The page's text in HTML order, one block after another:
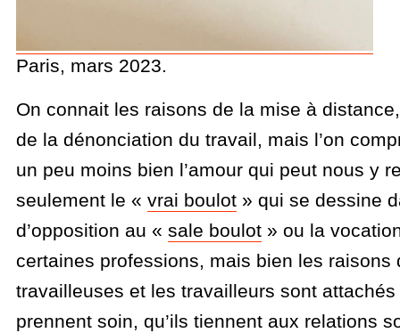
Paris, mars 2023.
On connait les raisons de la mise à
de la dénonciation du travail, mais l’on
un peu moins bien l’amour qui peut nous y
seulement le « vrai boulot» qui se dessine
d’opposition au « sale boulot» ou la
certaines professions, mais bien les raisons
travailleuses et les travailleurs sont attachés
prennent soin, qu’ils tiennent aux relations